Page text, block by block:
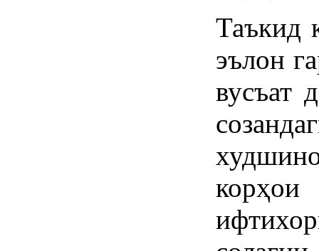
Таъкид
эълон
вусъат
корҳои